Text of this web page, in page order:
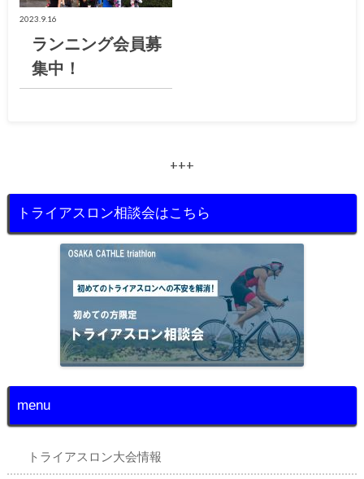
2023.9.16
ランニング会員募
集中！
+++
トライアスロン相談会はこちら
menu
トライアスロン大会情報